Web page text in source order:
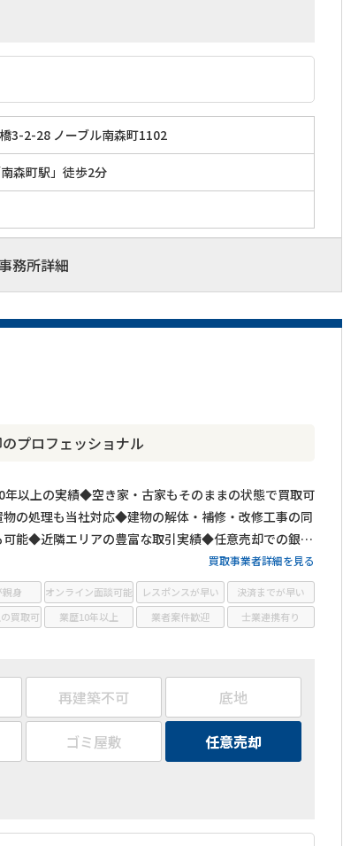
3-2-28 ノーブル南森町1102
森町駅」徒歩2分
務所詳細
プロフェッショナル
以上の実績◆空き家・古家もそのままの状態で買取可
の処理も当社対応◆建物の解体・補修・改修工事の同
可能◆近隣エリアの豊富な取引実績◆任意売却での銀行
応◆不動産売却がスムーズに行えるノウハウを駆使◆お
・満足いただける不動産取引を目指す
買取事業者詳細を見る
再建築不可 底地
ゴミ屋敷 任意売却
親身 オンライン面談可能 レスポンスが早い
決済までが早い
買取可
業歴10年以上 業者案件歓迎 士業連携有り